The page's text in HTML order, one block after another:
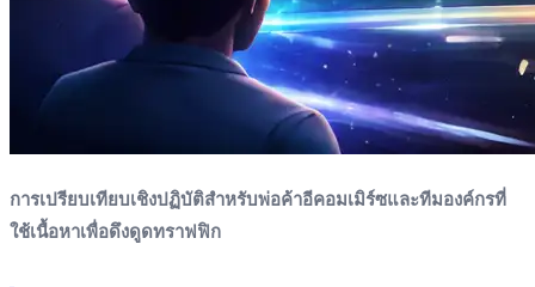
การเปรียบเทียบเชิงปฏิบัติสำหรับพ่อค้าอีคอมเมิร์ซและทีมองค์กรที่
ใช้เนื้อหาเพื่อดึงดูดทราฟฟิก